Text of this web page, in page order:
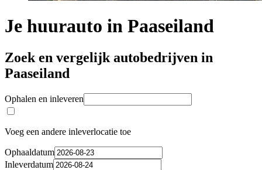
Je huurauto in Paaseiland
Zoek en vergelijk autobedrijven in
Paaseiland
Ophalen en inleveren
Voeg een andere inleverlocatie toe
Ophaaldatum
Inleverdatum